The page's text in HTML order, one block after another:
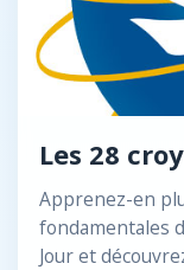
Les 28
Apprenez-en
fondamentales
Jour et